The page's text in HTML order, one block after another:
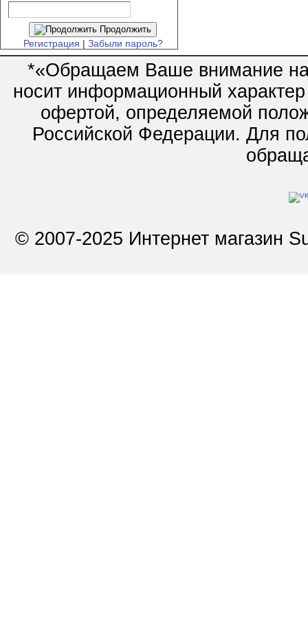
Продолжить
Регистрация | Забыли пароль?
*«Обращаем Ваше внимание на
носит информационный
офертой, определяемой
Российской Федерации. Для
© 2007-2025 Интернет магазин